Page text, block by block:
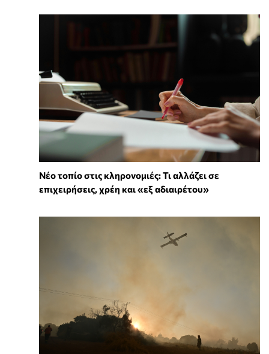
Νέο τοπίο στις κληρονομιές: Τι αλλάζει σε
επιχειρήσεις, χρέη και «εξ αδιαιρέτου»